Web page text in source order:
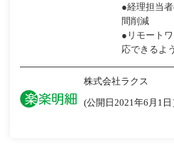
●経理担当
間削減
●リモート
応できるよ
株式会社ラクス
(公開日2021年6月1日